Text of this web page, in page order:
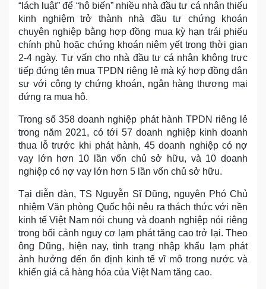
“lách luật” để “hô biến” nhiều nhà đầu tư cá nhân thiếu
kinh nghiệm trở thành nhà đầu tư chứng khoán
chuyên nghiệp bằng hợp đồng mua kỳ hạn trái phiếu
chính phủ hoặc chứng khoán niêm yết trong thời gian
2-4 ngày. Tư vấn cho nhà đầu tư cá nhân không trực
tiếp đứng tên mua TPDN riêng lẻ mà ký hợp đồng dân
sự với công ty chứng khoán, ngân hàng thương mại
đứng ra mua hộ.
Trong số 358 doanh nghiệp phát hành TPDN riêng lẻ
trong năm 2021, có tới 57 doanh nghiệp kinh doanh
thua lỗ trước khi phát hành, 45 doanh nghiệp có nợ
vay lớn hơn 10 lần vốn chủ sở hữu, và 10 doanh
nghiệp có nợ vay lớn hơn 5 lần vốn chủ sở hữu.
Tại diễn đàn, TS Nguyễn Sĩ Dũng, nguyên Phó Chủ
nhiệm Văn phòng Quốc hội nêu ra thách thức với nền
kinh tế Việt Nam nói chung và doanh nghiệp nói riêng
trong bối cảnh nguy cơ lạm phát tăng cao trở lại. Theo
ông Dũng, hiện nay, tình trạng nhập khẩu lạm phát
ảnh hưởng đến ổn định kinh tế vĩ mô trong nước và
khiến giá cả hàng hóa của Việt Nam tăng cao.